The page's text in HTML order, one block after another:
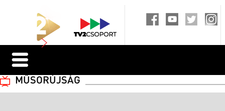
MŰSORÚJSÁG